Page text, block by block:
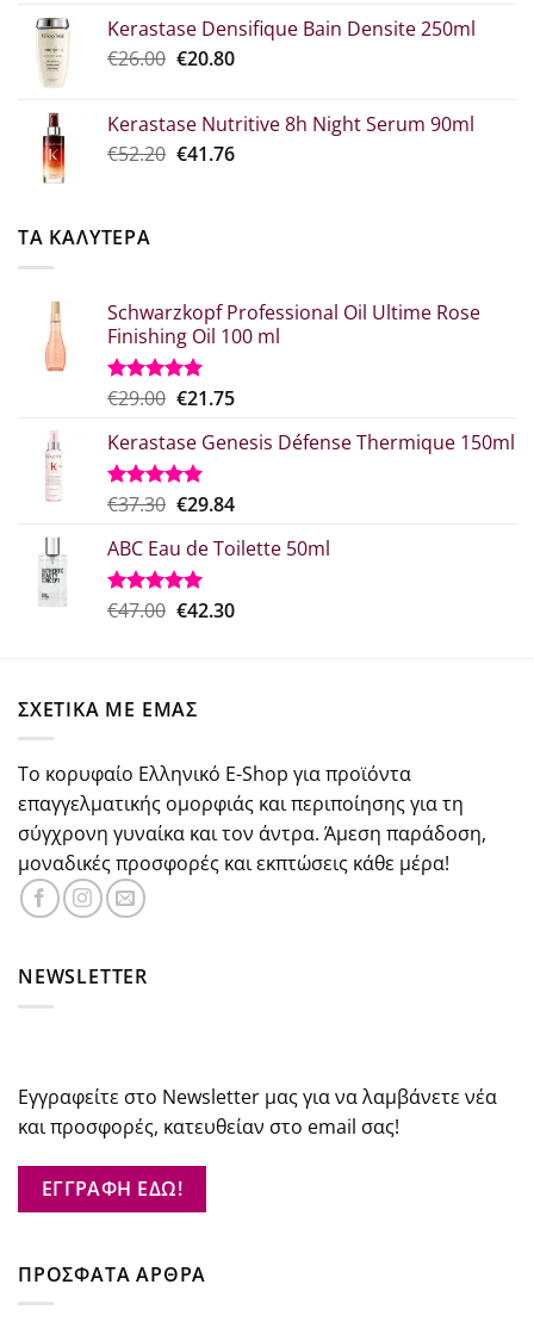
was:
€52.30.
τιμή
είναι:
Kerastase Densifique Bain Densite 250ml
€26.00 Original
€26.00.
€20.80Η
είναι:
€20.80.
Kerastase Nutritive 8h Night Serum 90ml
€52.20 Original
€41.76Η
ΤΑ ΚΑΛΥΤΕΡΑ
Schwarzkopf Professional Oil Ultime Rose
Finishing Oil 100 ml
Βαθμολογήθηκε
από 5
€29.00 Original
was:
€29.00.
€21.75Η
τιμή
€21.75.
Kerastase Genesis Défense Thermique 150ml
Βαθμολογήθηκε
από 5
€37.30 Original
was:
€37.30.
€29.84Η
τιμή
€29.84.
ABC Eau de Toilette 50ml
Βαθμολογήθηκε
€47.00 Original
€42.30Η
ΣΧΕΤΙΚΑ ΜΕ ΕΜΑΣ
Το κορυφαίο Ελληνικό E-Shop για προϊόντα
επαγγελματικής ομορφιάς και περιποίησης για τη
σύγχρονη γυναίκα και τον άντρα. Άμεση παράδοση,
μοναδικές προσφορές και εκπτώσεις κάθε μέρα!
NEWSLETTER
Εγγραφείτε στο Newsletter μας για να λαμβάνετε νέα
και προσφορές, κατευθείαν στο email σας!
ΕΓΓΡΑΦΗ ΕΔΩ!
ΠΡΟΣΦΑΤΑ ΑΡΘΡΑ